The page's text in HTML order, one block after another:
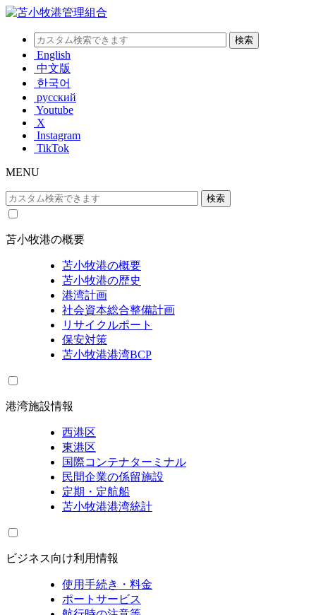
English
中文版
한국어
русский
Youtube
X
Instagram
TikTok
MENU
苫小牧港の概要
苫小牧港の概要
苫小牧港の歴史
港湾計画
社会資本総合整備計画
リサイクルポート
保安対策
苫小牧港港湾BCP
港湾施設情報
西港区
東港区
国際コンテナターミナル
民間企業の係留施設
定期・定航船
苫小牧港港湾統計
ビジネス向け利用情報
使用手続き・料金
ポートサービス